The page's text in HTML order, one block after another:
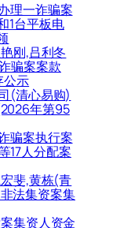
理一诈骗案
1台平板电
刚,吕利冬
骗案案款
公示
(清心易购)
年第95
骗案执行案
17人分配案
斐,黄栋(青
法集资案集
集资人资金